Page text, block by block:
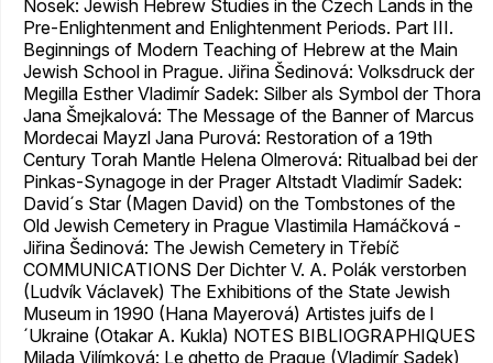
Nosek: Jewish Hebrew Studies in the Czech Lands in the
Pre-Enlightenment and Enlightenment Periods. Part III.
Beginnings of Modern Teaching of Hebrew at the Main
Jewish School in Prague. Jiřina Šedinová: Volksdruck der
Megilla Esther Vladimír Sadek: Silber als Symbol der Thora
Jana Šmejkalová: The Message of the Banner of Marcus
Mordecai Mayzl Jana Purová: Restoration of a 19th
Century Torah Mantle Helena Olmerová: Ritualbad bei der
Pinkas-Synagoge in der Prager Altstadt Vladimír Sadek:
David´s Star (Magen David) on the Tombstones of the
Old Jewish Cemetery in Prague Vlastimila Hamáčková -
Jiřina Šedinová: The Jewish Cemetery in Třebíč
COMMUNICATIONS Der Dichter V. A. Polák verstorben
(Ludvík Václavek) The Exhibitions of the State Jewish
Museum in 1990 (Hana Mayerová) Artistes juifs de l
´Ukraine (Otakar A. Kukla) NOTES BIBLIOGRAPHIQUES
Milada Vilímková: Le ghetto de Prague (Vladimír Sadek)